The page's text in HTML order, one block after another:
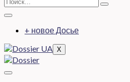
+ новое Досье
X